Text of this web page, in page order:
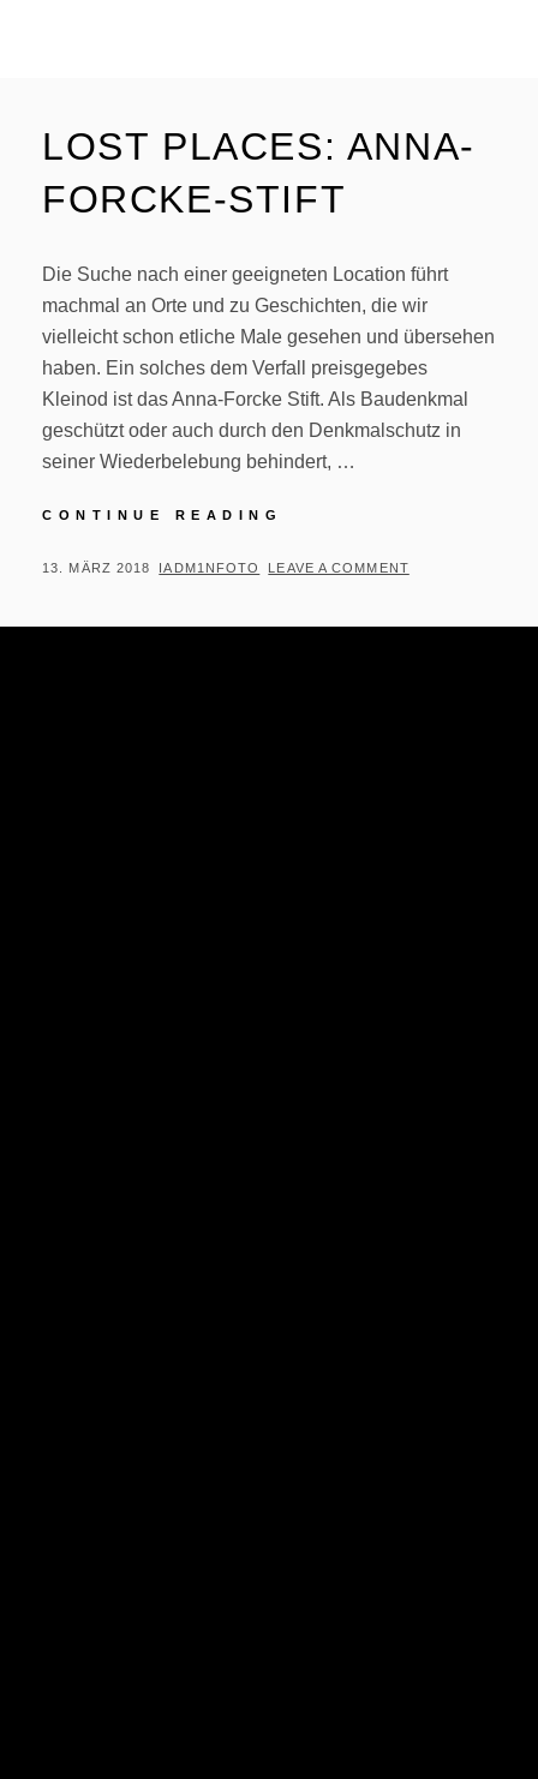
LOST PLACES: ANNA-
FORCKE-STIFT
Die Suche nach einer geeigneten Location führt
machmal an Orte und zu Geschichten, die wir
vielleicht schon etliche Male gesehen und übersehen
haben. Ein solches dem Verfall preisgegebes
Kleinod ist das Anna-Forcke Stift. Als Baudenkmal
geschützt oder auch durch den Denkmalschutz in
seiner Wiederbelebung behindert, …
CONTINUE READING
ANNA-
POSTED
13. MÄRZ 2018 BY
IADM1NFOTO LEAVE A COMMENT